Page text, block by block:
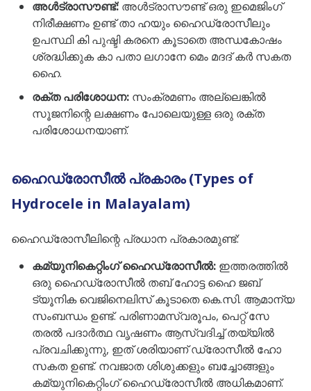
അൾട്രാസൗണ്ട്: അൾട്രാസൗണ്ട് ഒരു ഇമെജിംഗ്
നിരീക്ഷണം ഉണ്ട് താ ഹയും ഹൈഡ്രോസീലും
ഉപസ്ഥി കി പുഷ്ടി കരനെ കൂടാതെ അന്ധകോഷം
ശ്രദ്ധിക്കുക കാ പതാ ലഗാനേ മെം മദദ് കർ സകത
ഹൈ.
രക്ത പരിശോധന: സംക്രമണം അല്ലെങ്കിൽ
സൂജനിന്റെ ലക്ഷണം പോലെയുള്ള ഒരു രക്ത
പരിശോധനയാണ്.
ഹൈഡ്രോസീൽ പ്രകാരം (Types of
Hydrocele in Malayalam)
ഹൈഡ്രോസീലിന്റെ പ്രധാന പ്രകാരമുണ്ട്:
കമ്യുനികെറ്റിംഗ് ഹൈഡ്രോസീൽ: ഇത്തരത്തിൽ
ഒരു ഹൈഡ്രോസീൽ തബ് ഹോട്ട ഹൈ ജബ്
ട്യൂനിക വെജിനെലിസ് കൂടാതെ കെ.സി. ആമാന്യ
സംബന്ധം ഉണ്ട്. പരിണാമസ്വരൂപം, പെറ്റ് സേ
തരൽ പദാർത്ഥ വൃഷണം ആസ്വദിച്ച് തയ്യിൽ
പ്രവചിക്കുന്നു, ഇത് ശരിയാണ് ഡ്രോസീൽ ഹോ
സകത ഉണ്ട്. നവജാത ശിശുക്കളും ബച്ചോങ്ങളും
കമ്യുനികെറ്റിംഗ് ഹൈഡ്രോസീൽ അധികമാണ്.